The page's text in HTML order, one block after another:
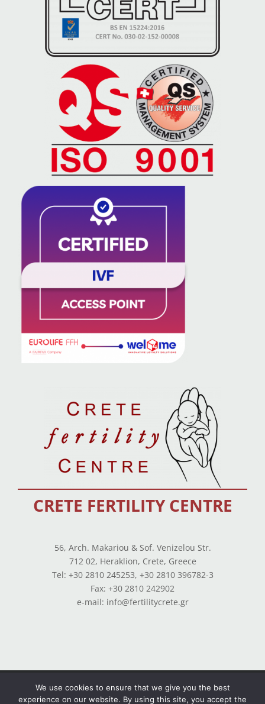
CRETE FERTILITY CENTRE
56, Arch. Makariou & Sof. Venizelou Str.
712 02, Heraklion, Crete, Greece
Tel: +30 2810 245253, +30 2810 396782-3
Fax: +30 2810 242902
e-mail: info@fertilitycrete.gr
Terms of use—Privacy Policy—Balance Sheets
We use cookies to ensure that we give you the best
experience on our website. By using this site, you accept the